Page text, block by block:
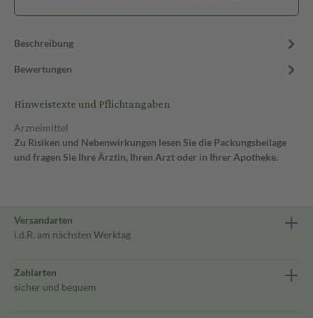
Beschreibung
Bewertungen
Hinweistexte und Pflichtangaben
Arzneimittel
Zu Risiken und Nebenwirkungen lesen Sie die Packungsbeilage
und fragen Sie Ihre Ärztin, Ihren Arzt oder in Ihrer Apotheke.
Versandarten
i.d.R. am nächsten Werktag
Zahlarten
sicher und bequem